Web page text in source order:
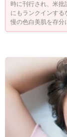
時に刊行され、米
にもランクインする
慢の色白美肌を存分